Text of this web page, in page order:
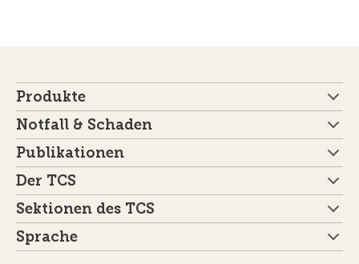
Produkte
Notfall & Schaden
Publikationen
Der TCS
Sektionen des TCS
Sprache